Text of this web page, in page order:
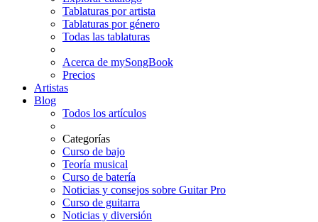
Tablaturas por artista
Tablaturas por género
Todas las tablaturas
Acerca de mySongBook
Precios
Artistas
Blog
Todos los artículos
Categorías
Curso de bajo
Teoría musical
Curso de batería
Noticias y consejos sobre Guitar Pro
Curso de guitarra
Noticias y diversión